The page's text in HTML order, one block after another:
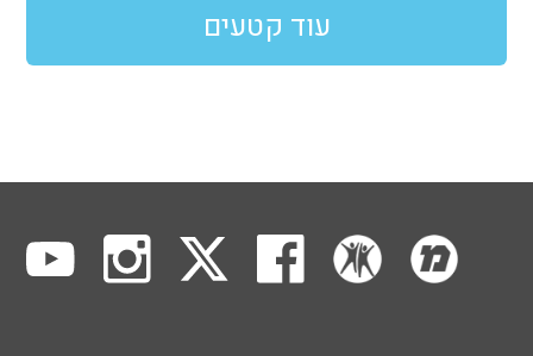
עוד קטעים